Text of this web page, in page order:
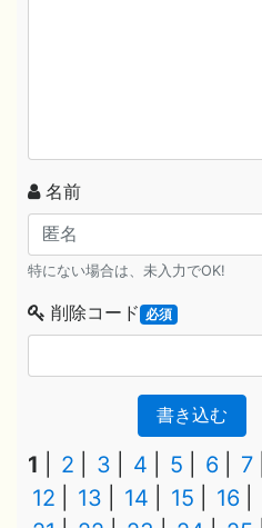
名前
特にない場合は、未入力でOK!
削除コード 必須
書き込む
1 2 3 4 5 6 7
12
13 14 15 16